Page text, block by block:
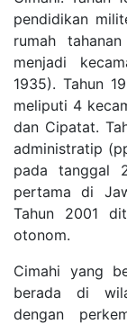
pendidikan
rumah
menjadi
1935). Tahun
meliputi 4
dan Cipatat.
administratip
pada tanggal
pertama di
Tahun 2001
otonom.
Cimahi yang
berada di
dengan